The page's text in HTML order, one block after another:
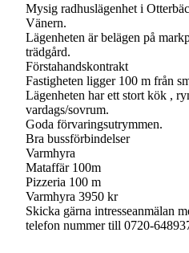
Mysig radhuslägenhet i
Vänern.
Lägenheten är belägen på
trädgård.
Förstahandskontrakt
Fastigheten ligger 100 m från
Lägenheten har ett stort kök ,
vardags/sovrum.
Goda förvaringsutrymmen.
Bra bussförbindelser
Varmhyra
Mataffär 100m
Pizzeria 100 m
Varmhyra 3950 kr
Skicka gärna intresseanmälan
telefon nummer till 0720-